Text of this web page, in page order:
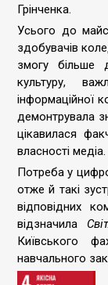
Грінченка.
Усього до
здобувачів
змогу більше
культуру,
інформаційної
демонтрувала
цікавилася
власності медіа.
Потреба у
отже й такі
відповідних
відзначила
Київського
навчального